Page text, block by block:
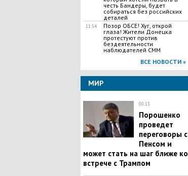
честь Бандеры, будет
собираться без российских
деталей
11:54
Позор ОБСЕ! Хуг, открой
глаза! Жители Донецка
протестуют против
бездеятельности
наблюдателей СММ
ВСЕ НОВОСТИ »
МИР
00:13
Порошенко
проведет
переговоры с
Пенсом и
может стать на шаг ближе ко
встрече с Трампом